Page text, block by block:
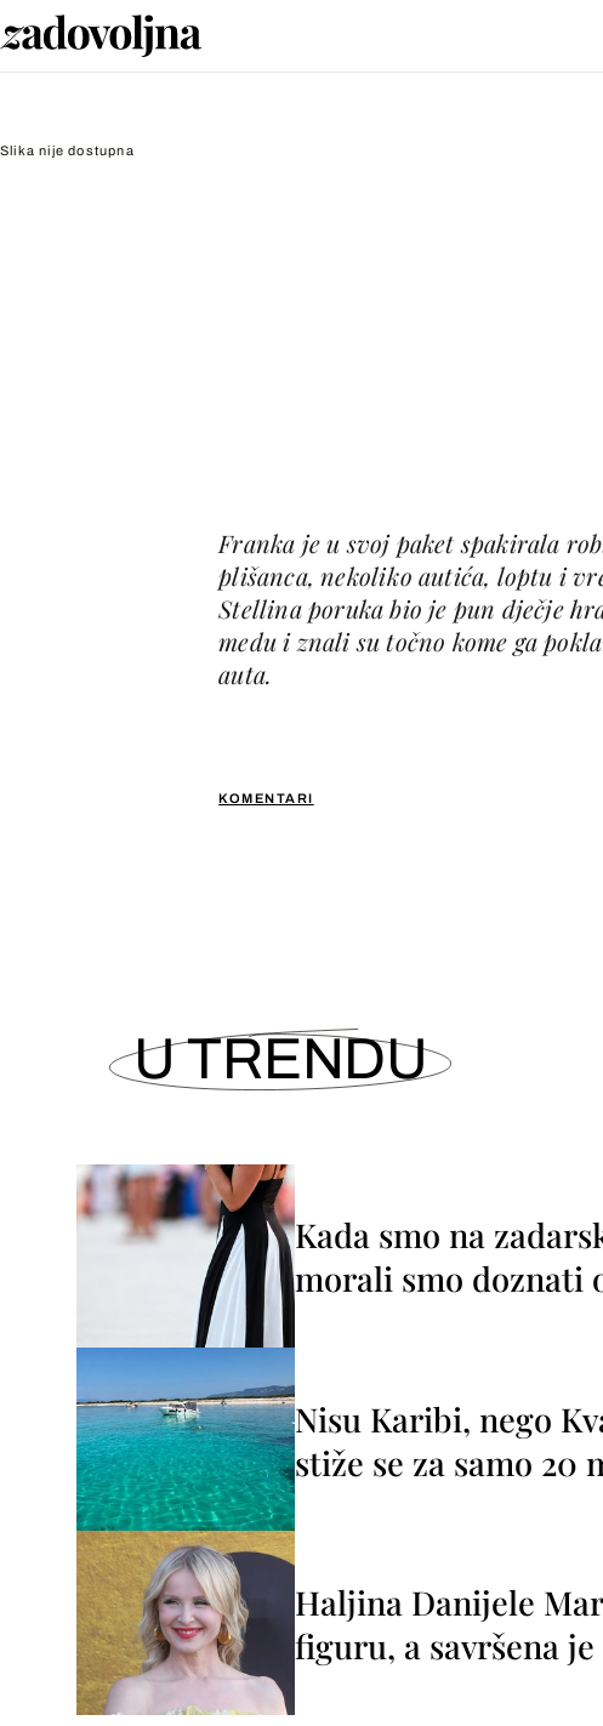
Slika nije dostupna
KOMENTARI
Franka je u svoj paket spakirala
plišanca, nekoliko autića, loptu i
Stellina poruka bio je pun dječje
medu i znali su točno kome ga
auta.
U TRENDU
Kada smo na
morali smo doznati
Nisu Karibi, nego
stiže se za samo 20
Haljina Danijele
figuru, a savršena